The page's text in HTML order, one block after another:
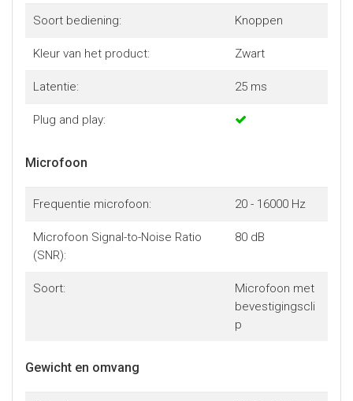
Soort bediening: Knoppen
Kleur van het product: Zwart
Latentie: 25 ms
Plug and play:
Microfoon
Frequentie microfoon: 20 - 16000 Hz
Microfoon Signal-to-Noise Ratio
(SNR):
80 dB
Soort:
Microfoon met
bevestigingscli
p
Gewicht en omvang